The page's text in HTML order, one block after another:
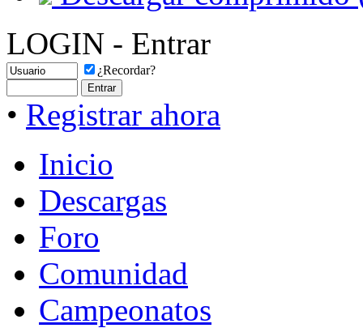
LOGIN - Entrar
¿Recordar?
• Registrar ahora
Inicio
Descargas
Foro
Comunidad
Campeonatos